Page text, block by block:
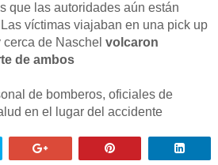
que las autoridades aún están
víctimas viajaban en una pick up
de Naschel volcaron
de ambos
de bomberos, oficiales de
en el lugar del accidente